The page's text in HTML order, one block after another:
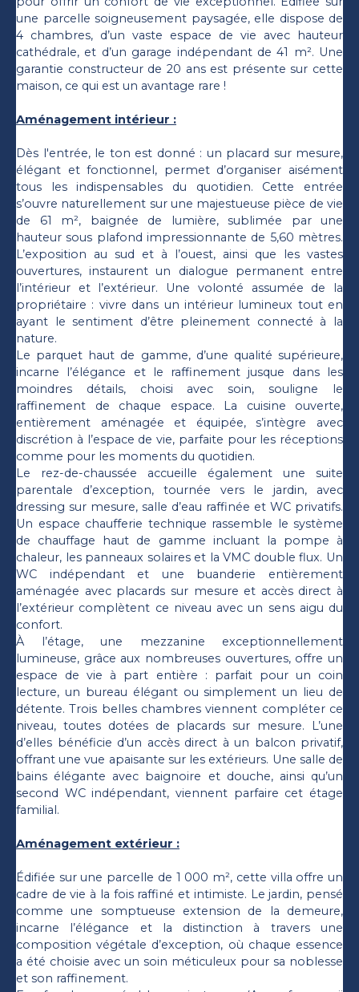
une parcelle soigneusement paysagée, elle dispose de
4 chambres, d’un vaste espace de vie avec hauteur
cathédrale, et d’un garage indépendant de 41 m². Une
garantie constructeur de 20 ans est présente sur cette
maison, ce qui est un avantage rare !
Aménagement intérieur :
Dès l'entrée, le ton est donné : un placard sur mesure,
élégant et fonctionnel, permet d’organiser aisément
tous les indispensables du quotidien. Cette entrée
s’ouvre naturellement sur une majestueuse pièce de vie
de 61 m², baignée de lumière, sublimée par une
hauteur sous plafond impressionnante de 5,60 mètres.
L’exposition au sud et à l’ouest, ainsi que les vastes
ouvertures, instaurent un dialogue permanent entre
l’intérieur et l’extérieur. Une volonté assumée de la
propriétaire : vivre dans un intérieur lumineux tout en
ayant le sentiment d’être pleinement connecté à la
nature.
Le parquet haut de gamme, d’une qualité supérieure,
incarne l’élégance et le raffinement jusque dans les
moindres détails, choisi avec soin, souligne le
raffinement de chaque espace. La cuisine ouverte,
entièrement aménagée et équipée, s’intègre avec
discrétion à l’espace de vie, parfaite pour les réceptions
comme pour les moments du quotidien.
Le rez-de-chaussée accueille également une suite
parentale d’exception, tournée vers le jardin, avec
dressing sur mesure, salle d’eau raffinée et WC privatifs.
Un espace chaufferie technique rassemble le système
de chauffage haut de gamme incluant la pompe à
chaleur, les panneaux solaires et la VMC double flux. Un
WC indépendant et une buanderie entièrement
aménagée avec placards sur mesure et accès direct à
l’extérieur complètent ce niveau avec un sens aigu du
confort.
À l’étage, une mezzanine exceptionnellement
lumineuse, grâce aux nombreuses ouvertures, offre un
espace de vie à part entière : parfait pour un coin
lecture, un bureau élégant ou simplement un lieu de
détente. Trois belles chambres viennent compléter ce
niveau, toutes dotées de placards sur mesure. L’une
d’elles bénéficie d’un accès direct à un balcon privatif,
offrant une vue apaisante sur les extérieurs. Une salle de
bains élégante avec baignoire et douche, ainsi qu’un
second WC indépendant, viennent parfaire cet étage
familial.
Aménagement extérieur :
Édifiée sur une parcelle de 1 000 m², cette villa offre un
cadre de vie à la fois raffiné et intimiste. Le jardin, pensé
comme une somptueuse extension de la demeure,
incarne l’élégance et la distinction à travers une
composition végétale d’exception, où chaque essence
a été choisie avec un soin méticuleux pour sa noblesse
et son raffinement.